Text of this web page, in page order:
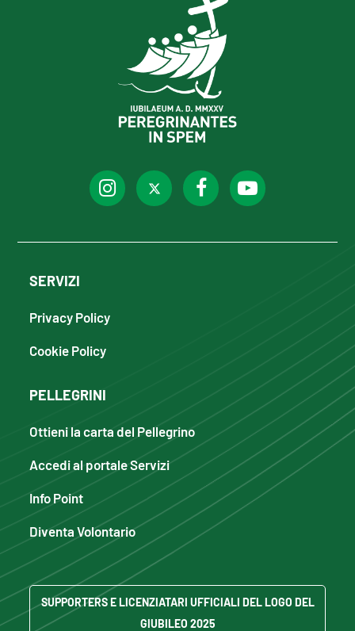
SERVIZI
Privacy Policy
Cookie Policy
PELLEGRINI
Ottieni la carta del Pellegrino
Accedi al portale Servizi
Info Point
Diventa Volontario
SUPPORTERS E LICENZIATARI UFFICIALI DEL LOGO DEL
GIUBILEO 2025